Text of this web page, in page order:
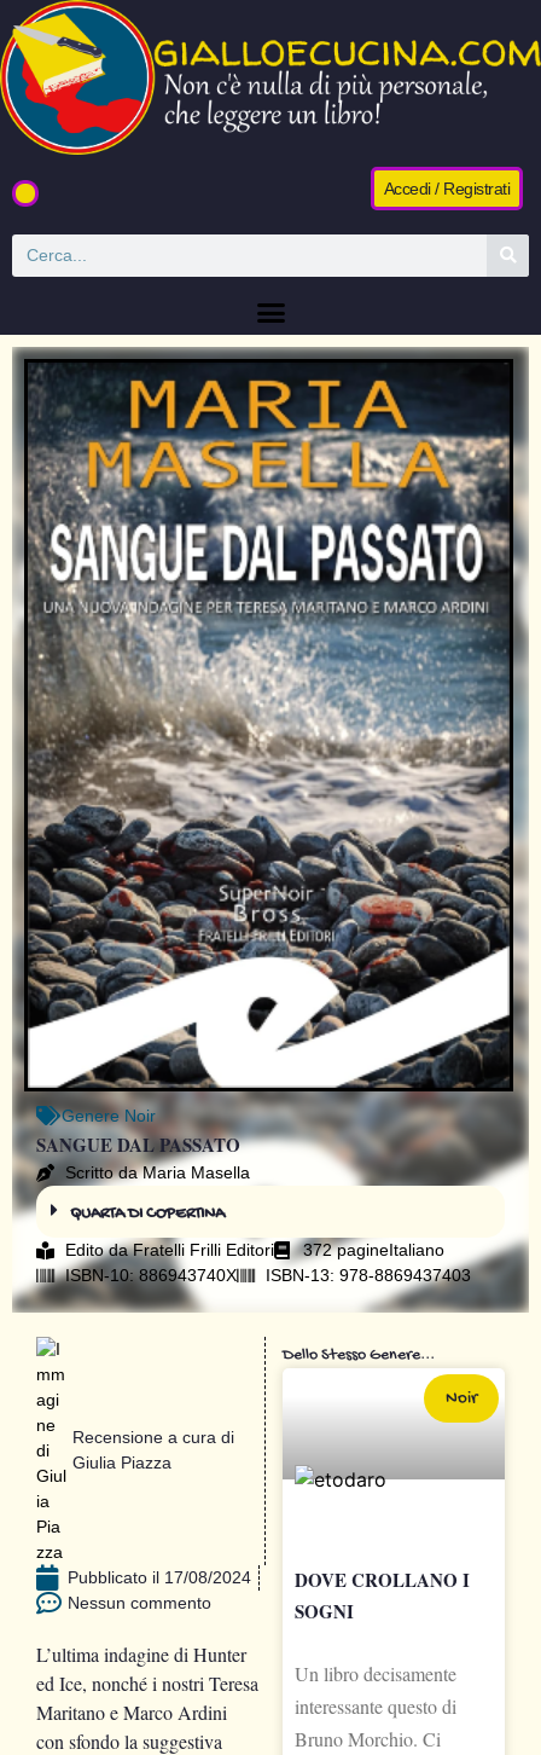
Accedi / Registrati
Genere Noir
SANGUE DAL PASSATO
Scritto da Maria Masella
QUARTA DI COPERTINA
Edito daFratelli Frilli Editori 372 pagineItaliano
ISBN-10: 886943740X
ISBN-13: 978-8869437403
Recensione a cura di
Giulia Piazza
Pubblicato il 17/08/2024
Nessun commento
L’ultima indagine di Hunter
ed Ice, nonché i nostri Teresa
Maritano e Marco Ardini
con sfondo la suggestiva
Dello Stesso Genere...
Noir
DOVE CROLLANO I
SOGNI
Un libro decisamente
interessante questo di
Bruno Morchio. Ci